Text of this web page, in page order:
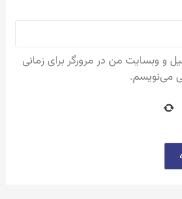
و وبسایت من در مرورگر برای زمانی
می‌نویسم.